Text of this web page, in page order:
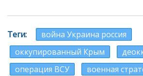
Теги
война Украина россия
оккупированный Крым
операция ВСУ
военная